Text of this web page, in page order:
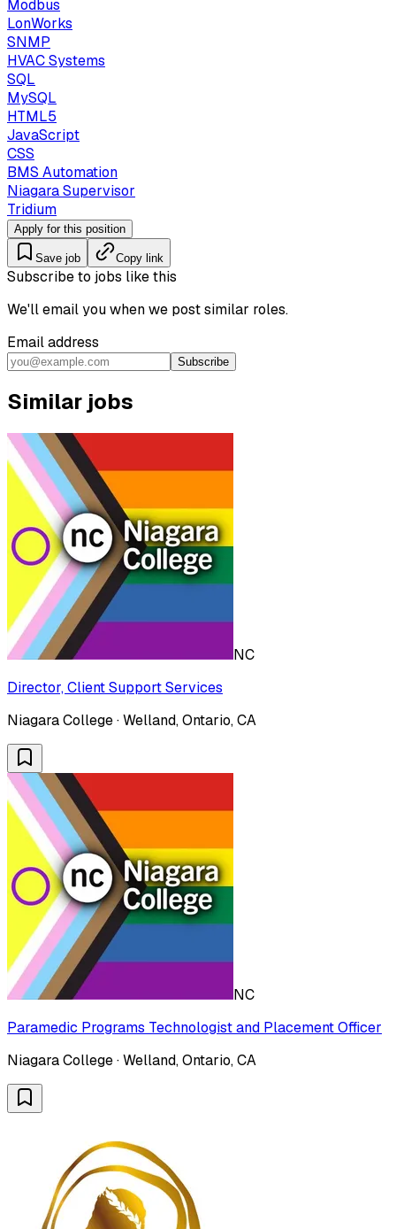
Modbus
LonWorks
SNMP
HVAC Systems
SQL
MySQL
HTML5
JavaScript
CSS
BMS Automation
Niagara Supervisor
Tridium
Apply for this position
Save job Copy link
Subscribe to jobs like this
We'll email you when we post similar roles.
Email address
Subscribe
Similar jobs
NC
Director, Client Support Services
Niagara College · Welland, Ontario, CA
NC
Paramedic Programs Technologist and Placement Officer
Niagara College · Welland, Ontario, CA